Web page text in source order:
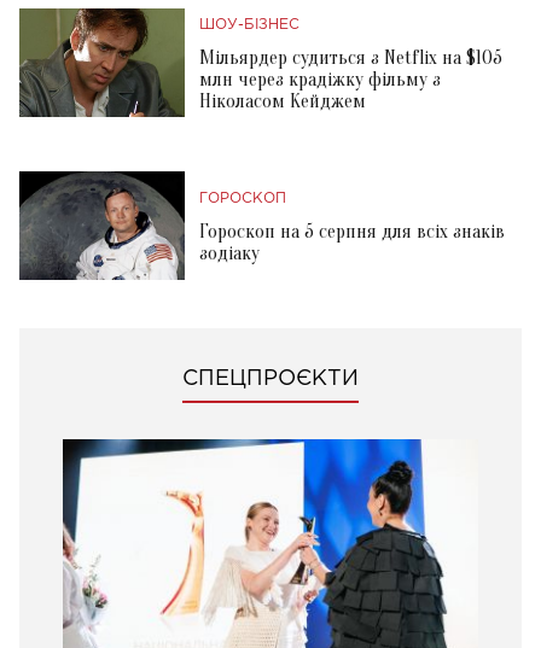
ШОУ-БІЗНЕС
Мільярдер судиться з Netflix на $105
млн через крадіжку фільму з
Ніколасом Кейджем
ГОРОСКОП
Гороскоп на 5 серпня для всіх знаків
зодіаку
СПЕЦПРОЄКТИ